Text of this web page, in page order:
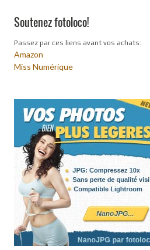
Soutenez fotoloco!
Passez par ces liens avant vos achats:
Amazon
Miss Numérique